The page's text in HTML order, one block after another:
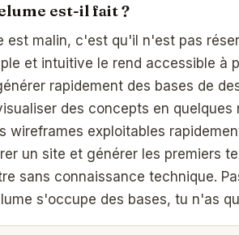
est-il fait ?
est malin, c'est qu'il n'est pas
et intuitive le rend accessible à
rapidement des bases de
des concepts en
wireframes exploitables
un site et générer les premiers
sans connaissance technique.
s'occupe des bases, tu n'as